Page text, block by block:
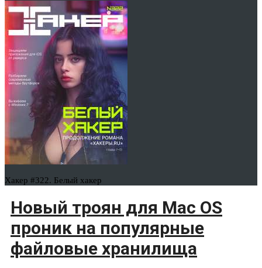
Хакер #322. Белый хакер
Новый троян для Mac OS
проник на популярные
файловые хранилища